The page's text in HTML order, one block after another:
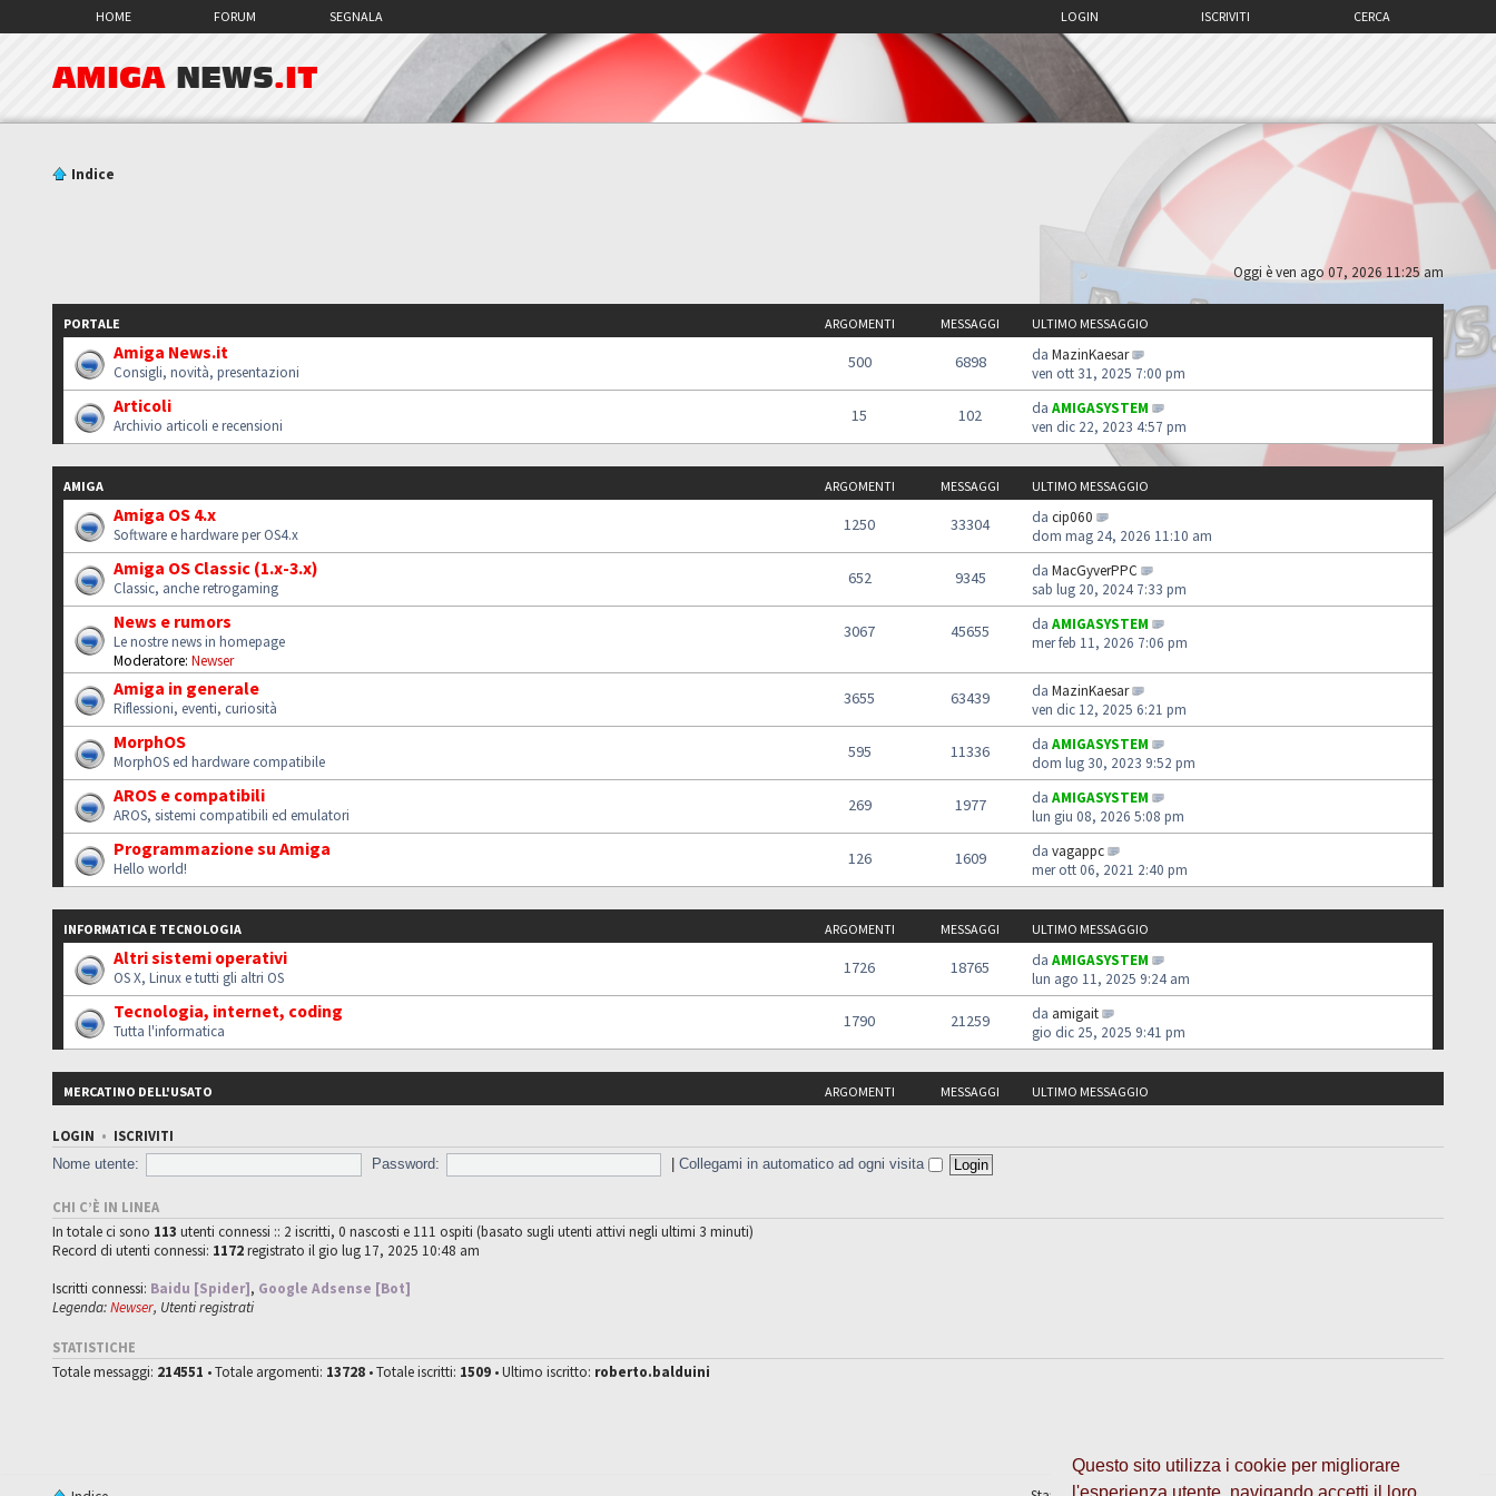
Questo sito utilizza i cookie per migliorare
l'esperienza utente, navigando accetti il loro
HOME FORUM SEGNALA CERCA
ISCRIVITI
LOGIN
AMIGA NEWS.IT
Indice
Oggi è ven ago 07, 2026 11:25 am
PORTALE ARGOMENTI MESSAGGI ULTIMO MESSAGGIO
Amiga News.it
Consigli, novità, presentazioni
500 6898 da MazinKaesar
ven ott 31, 2025 7:00 pm
Articoli
Archivio articoli e recensioni
15 102 da AMIGASYSTEM
ven dic 22, 2023 4:57 pm
AMIGA ARGOMENTI MESSAGGI ULTIMO MESSAGGIO
Amiga OS 4.x
Software e hardware per OS4.x
1250 33304 da cip060
dom mag 24, 2026 11:10 am
Amiga OS Classic (1.x-3.x)
Classic, anche retrogaming
652 9345 da MacGyverPPC
sab lug 20, 2024 7:33 pm
News e rumors
Le nostre news in homepage
Moderatore: Newser
3067 45655 da AMIGASYSTEM
mer feb 11, 2026 7:06 pm
Amiga in generale
Riflessioni, eventi, curiosità
3655 63439 da MazinKaesar
ven dic 12, 2025 6:21 pm
MorphOS
MorphOS ed hardware compatibile
595 11336 da AMIGASYSTEM
dom lug 30, 2023 9:52 pm
AROS e compatibili
AROS, sistemi compatibili ed emulatori
269 1977 da AMIGASYSTEM
lun giu 08, 2026 5:08 pm
Programmazione su Amiga
Hello world!
126 1609 da vagappc
mer ott 06, 2021 2:40 pm
INFORMATICA E TECNOLOGIA ARGOMENTI MESSAGGI ULTIMO MESSAGGIO
Altri sistemi operativi
OS X, Linux e tutti gli altri OS
1726 18765 da AMIGASYSTEM
lun ago 11, 2025 9:24 am
Tecnologia, internet, coding
Tutta l'informatica
1790 21259 da amigait
gio dic 25, 2025 9:41 pm
MERCATINO DELL'USATO ARGOMENTI MESSAGGI ULTIMO MESSAGGIO
LOGIN • ISCRIVITI
Nome utente:
Password: |Collegami in automatico ad ogni visita
CHI C’È IN LINEA
In totale ci sono 113 utenti connessi :: 2 iscritti, 0 nascosti e 111 ospiti (basato sugli utenti attivi negli ultimi 3 minuti)
Record di utenti connessi: 1172registrato il gio lug 17, 2025 10:48 am
Iscritti connessi: Baidu [Spider], Google Adsense [Bot]
Legenda:Newser, Utenti registrati
STATISTICHE
Totale messaggi: 214551 • Totale argomenti: 13728 • Totale iscritti: 1509 • Ultimo iscritto: roberto.balduini